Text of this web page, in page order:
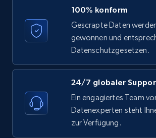
URL, ID, User id, Use url, Title,
text, Date posted, and more.
11.3K+ 1.5K+
LinkedIn posts - Discover new
100% konform
Gescrapte Daten
gewonnen und
Datenschutzgesetzen.
24/7 globaler
Ein engagiertes Team
Datenexperten steht
zur Verfügung.